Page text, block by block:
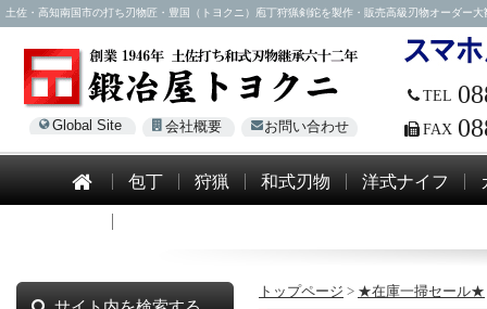
土佐・高知南国市の打ち刃物匠・豊国（トヨクニ）庖丁狩猟剣鉈を製作・販売高級刃物オーダー
Global Site 会社概要 お問い合わせ
TEL
FAX
包丁 狩猟 和式刃物 洋式ナイフ
トップページ > ★在庫一掃セール★